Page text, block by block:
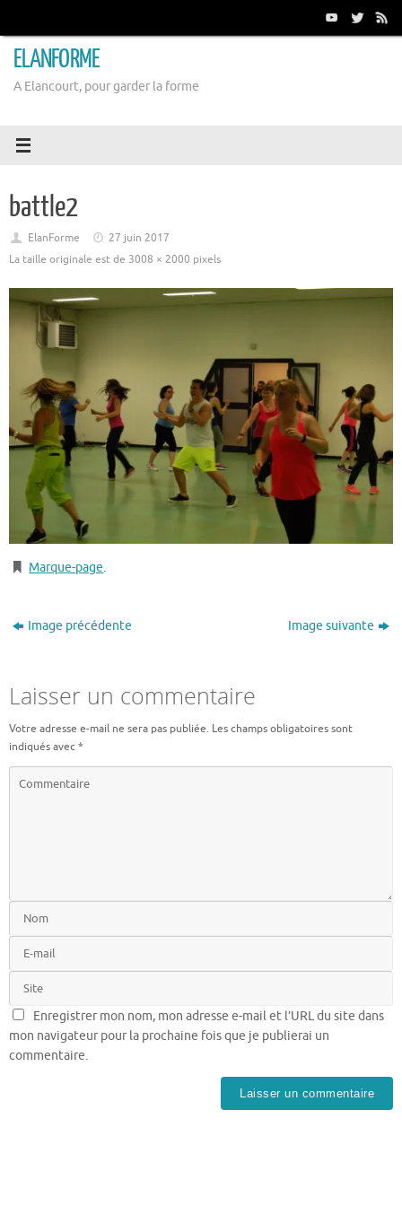
contenu
ELANFORME
A Elancourt, pour garder la forme
battle2
ElanForme
27 juin 2017
La taille originale est de 3008 × 2000 pixels
Marque-page.
Image précédente Image suivante
Laisser un commentaire
Votre adresse e-mail ne sera pas publiée. Les champs obligatoires sont
indiqués avec*
Enregistrer mon nom, mon adresse e-mail et l’URL du site dans
mon navigateur pour la prochaine fois que je publierai un
commentaire.